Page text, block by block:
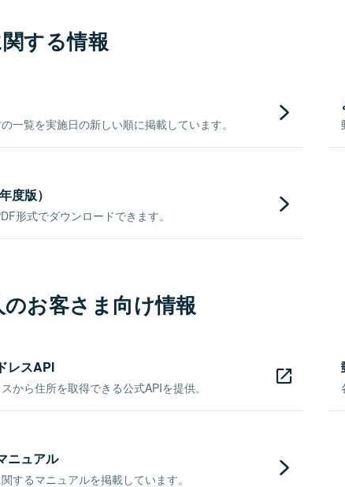
する情報
一覧を実施日の新しい順に掲載しています。
度版）
形式でダウンロードできます。
お客さま向け情報
レスAPI
から住所を取得できる公式APIを提供。
ニュアル
するマニュアルを掲載しています。